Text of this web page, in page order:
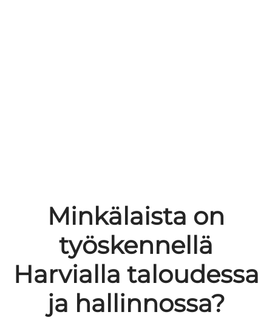
Minkälaista on
työskennellä
Harvialla taloudessa
ja hallinnossa?